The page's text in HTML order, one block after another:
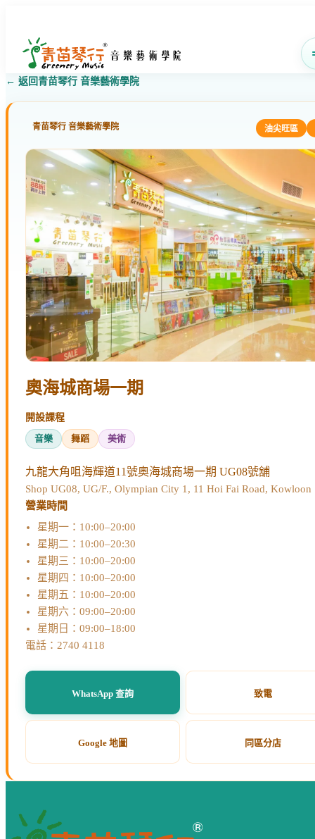
← 返回青苗琴行 音樂藝術學院
青苗琴行 音樂藝術學院 油尖旺區
奧海城商場一期
開設課程
音樂
舞蹈 美術
九龍大角咀海輝道11號奧海城商場一期 UG08號舖
Shop UG08, UG/F., Olympian City 1, 11 Hoi Fai Road, Kowloon
營業時間
星期一：10:00–20:00
星期二：10:00–20:30
星期三：10:00–20:00
星期四：10:00–20:00
星期五：10:00–20:00
星期六：09:00–20:00
星期日：09:00–18:00
電話：2740 4118
WhatsApp 查詢 致電
Google 地圖 同區分店